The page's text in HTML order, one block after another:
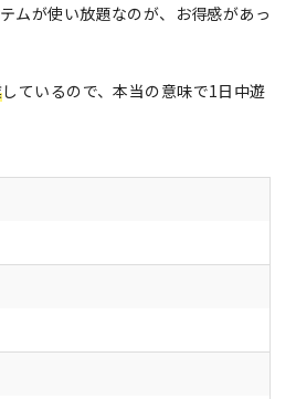
ムが使い放題なのが、お得感があっ
しているので、本当の意味で1日中遊